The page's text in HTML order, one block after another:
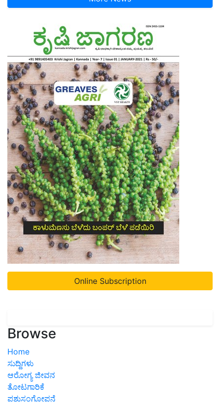
Online Subscription
Browse
Home
ಸುದ್ದಿಗಳು
ಆರೋಗ್ಯ ಜೀವನ
ತೋಟಗಾರಿಕೆ
ಪಶುಸಂಗೋಪನೆ